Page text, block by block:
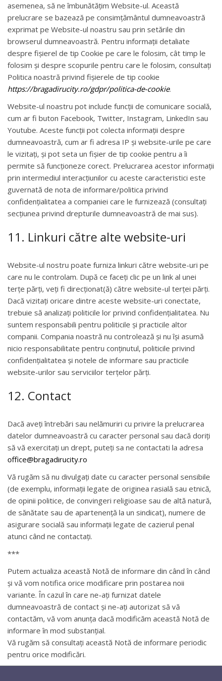
asemenea, să ne îmbunătățim Website-ul. Această
prelucrare se bazează pe consimțământul dumneavoastră
exprimat pe Website-ul noastru sau prin setările din
browserul dumneavoastră. Pentru informații detaliate
despre fișierel de tip Cookie pe care le folosim, cât timp le
folosim și despre scopurile pentru care le folosim, consultați
Politica noastră privind fișierele de tip cookie
https://bragadirucity.ro/gdpr/politica-de-cookie.
Website-ul noastru pot include funcții de comunicare socială,
cum ar fi buton Facebook, Twitter, Instagram, LinkedIn sau
Youtube. Aceste funcții pot colecta informații despre
dumneavoastră, cum ar fi adresa IP și website-urile pe care
le vizitați, și pot seta un fișier de tip cookie pentru a îi
permite să funcționeze corect. Prelucrarea acestor informații
prin intermediul interacțiunilor cu aceste caracteristici este
guvernată de nota de informare/politica privind
confidențialitatea a companiei care le furnizează (consultați
secțiunea privind drepturile dumneavoastră de mai sus).
11. Linkuri către alte website-uri
Website-ul nostru poate furniza linkuri către website-uri pe
care nu le controlam. După ce faceți clic pe un link al unei
terțe părți, veți fi direcționat(ă) către website-ul terței părți.
Dacă vizitați oricare dintre aceste website-uri conectate,
trebuie să analizați politicile lor privind confidențialitatea. Nu
suntem responsabili pentru politicile și practicile altor
companii. Compania noastră nu controlează și nu își asumă
nicio responsabilitate pentru conținutul, politicile privind
confidențialitatea și notele de informare sau practicile
website-urilor sau serviciilor terțelor părți.
12. Contact
Dacă aveți întrebări sau nelămuriri cu privire la prelucrarea
datelor dumneavoastră cu caracter personal sau dacă doriți
să vă exercitați un drept, puteți sa ne contactati la adresa
office@bragadirucity.ro
Vă rugăm să nu divulgați date cu caracter personal sensibile
(de exemplu, informații legate de originea rasială sau etnică,
de opinii politice, de convingeri religioase sau de altă natură,
de sănătate sau de apartenență la un sindicat), numere de
asigurare socială sau informații legate de cazierul penal
atunci când ne contactați.
***
Putem actualiza această Notă de informare din când în când
și vă vom notifica orice modificare prin postarea noii
variante. În cazul în care ne-ați furnizat datele
dumneavoastră de contact și ne-ați autorizat să vă
contactăm, vă vom anunța dacă modificăm această Notă de
informare în mod substanțial.
Vă rugăm să consultați această Notă de informare periodic
pentru orice modificări.